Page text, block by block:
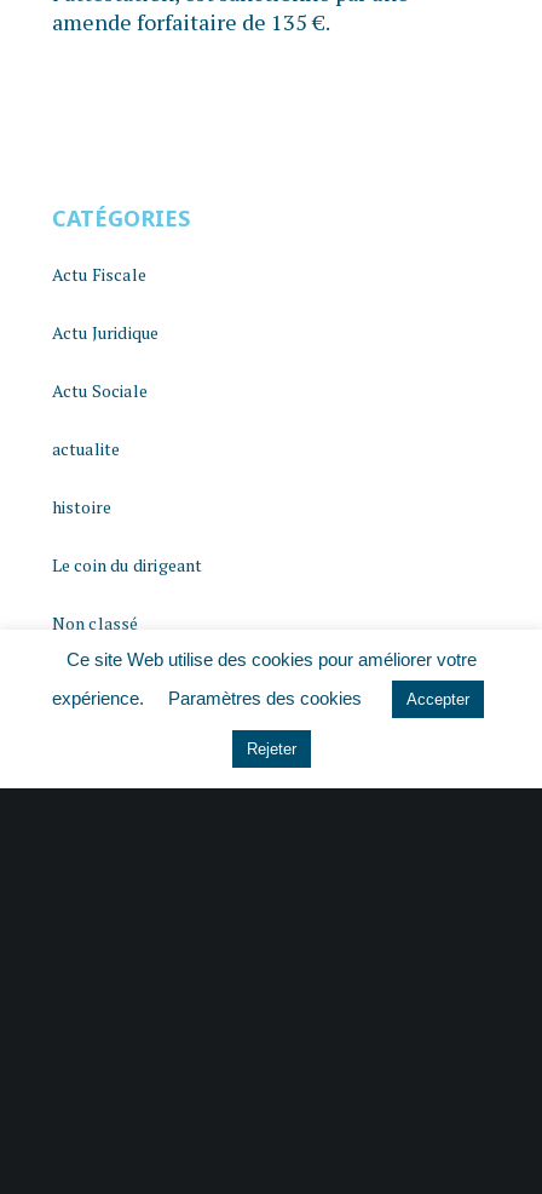
amende forfaitaire de 135 €.
CATÉGORIES
Actu Fiscale
Actu Juridique
Actu Sociale
actualite
histoire
Le coin du dirigeant
Non classé
Ce site Web utilise des cookies pour améliorer votre
expérience.
Paramètres des cookies Accepter
Rejeter